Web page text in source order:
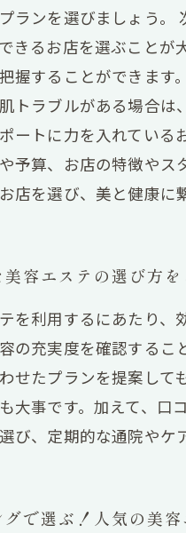
ランを選びましょう。
きるお店を選ぶことが
握することができます
トラブルがある場合は
ートに力を入れている
予算、お店の特徴やス
店を選び、美と健康に
容エステの選び方を
を利用するにあたり、
の充実度を確認するこ
せたプランを提案して
大事です。加えて、口
び、定期的な通院やケ
グで選ぶ！人気の美